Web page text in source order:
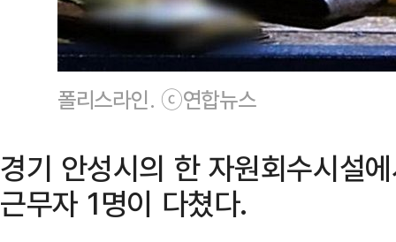
폴리스라인. ⓒ연합뉴스
경기 안성시의 한 자원회수시설
근무자 1명이 다쳤다.